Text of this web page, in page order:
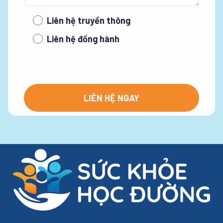
Liên hệ truyền thông
Liên hệ đồng hành